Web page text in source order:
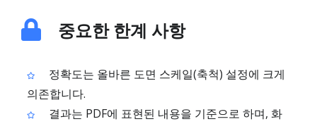
중요한 한계 사항
정확도는 올바른 도면 스케일(축척) 설정에 크게
의존합니다.
결과는 PDF에 표현된 내용을 기준으로 하며, 화